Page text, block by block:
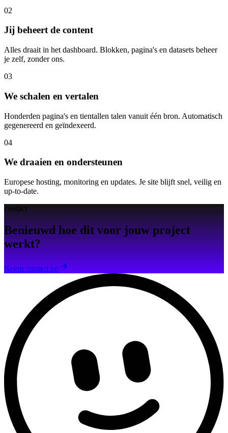
02
Jij beheert de content
Alles draait in het dashboard. Blokken, pagina's en datasets beheer
je zelf, zonder ons.
03
We schalen en vertalen
Honderden pagina's en tientallen talen vanuit één bron. Automatisch
gegenereerd en geïndexeerd.
04
We draaien en ondersteunen
Europese hosting, monitoring en updates. Je site blijft snel, veilig en
up-to-date.
contact
Benieuwd hoe dit voor jouw project
werkt?
Neem contact op